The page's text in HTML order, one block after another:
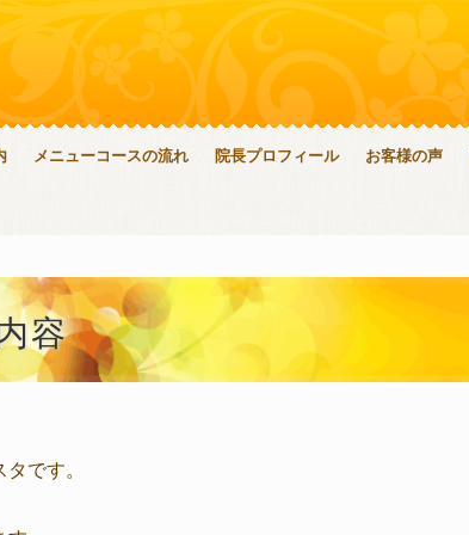
メニューコースの流れ 院長プロフィール お客様の声
容
です。